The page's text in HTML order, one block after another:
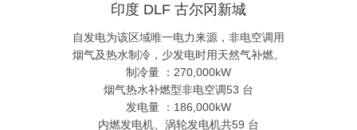
印度 DLF 古尔冈新城
自发电为该区域唯一电力来源，非电空调用
烟气及热水制冷，少发电时用天然气补燃。
制冷量 ：270,000kW
烟气热水补燃型非电空调53 台
发电量 ：186,000kW
内燃发电机、涡轮发电机共59 台